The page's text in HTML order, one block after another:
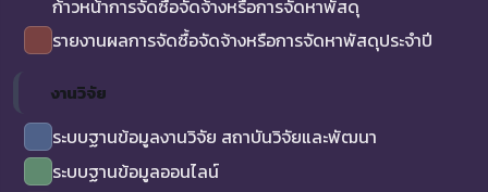
ก้าวหน้าการจัดซื้อจัดจ้างหรือการจัดหาพัสดุ
รายงานผลการจัดซื้อจัดจ้างหรือการจัดหาพัสดุประจำปี
งานวิจัย
ระบบฐานข้อมูลงานวิจัย สถาบันวิจัยและพัฒนา
ระบบฐานข้อมูลออนไลน์